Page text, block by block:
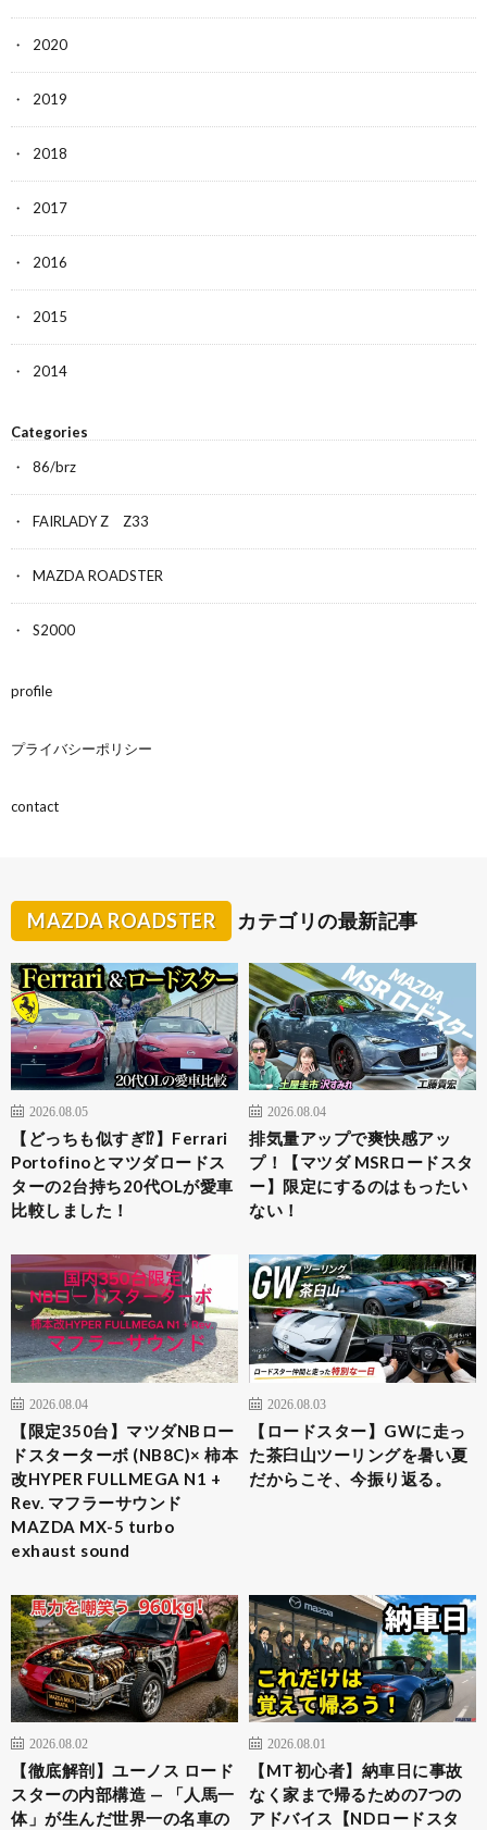
2020
2019
2018
2017
2016
2015
2014
Categories
86/brz
FAIRLADY Z Z33
MAZDA ROADSTER
S2000
profile
プライバシーポリシー
contact
MAZDA ROADSTER カテゴリの最新記事
2026.08.05
【どっちも似すぎ⁉︎】Ferrari
Portofinoとマツダロードス
ターの2台持ち20代OLが愛車
比較しました！
2026.08.04
排気量アップで爽快感アッ
プ！【マツダ MSRロードスタ
ー】限定にするのはもったい
ない！
2026.08.04
​【限定350台】マツダNBロー
ドスターターボ (NB8C)× 柿本
改HYPER FULLMEGA N1 +
Rev. マフラーサウンド
MAZDA MX-5 turbo
exhaust sound
2026.08.03
【ロードスター】GWに走っ
た茶臼山ツーリングを暑い夏
だからこそ、今振り返る。
2026.08.02
【徹底解剖】ユーノス ロード
スターの内部構造 — 「人馬一
体」が生んだ世界一の名車の
2026.08.01
【MT初心者】納車日に事故
なく家まで帰るための7つの
アドバイス【NDロードスタ